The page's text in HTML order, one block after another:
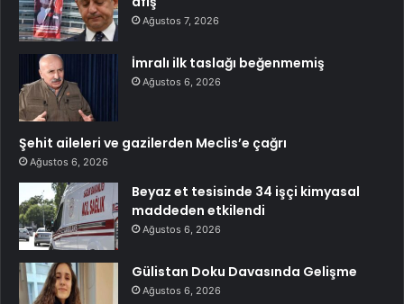
Ağustos 7, 2026
İmralı ilk taslağı beğenmemiş
Ağustos 6, 2026
Şehit aileleri ve gazilerden Meclis’e çağrı
Ağustos 6, 2026
Beyaz et tesisinde 34 işçi kimyasal
maddeden etkilendi
Ağustos 6, 2026
Gülistan Doku Davasında Gelişme
Ağustos 6, 2026